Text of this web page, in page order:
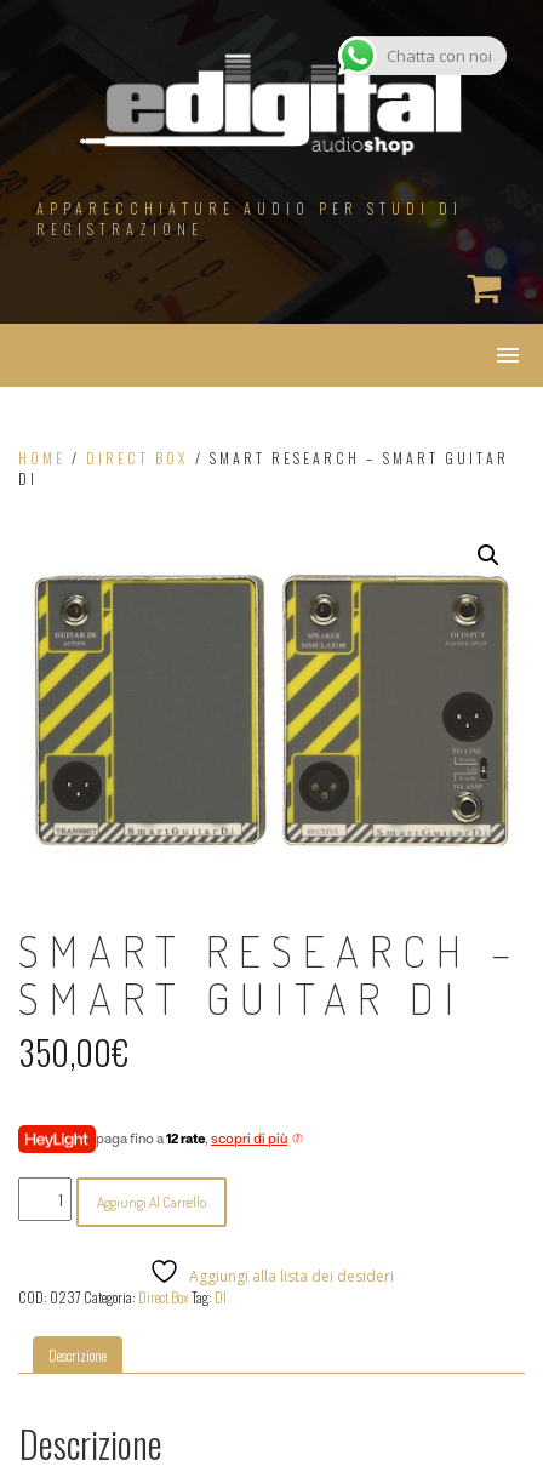
APPARECCHIATURE AUDIO PER STUDI DI
REGISTRAZIONE
HOME / DIRECT BOX / SMART RESEARCH – SMART GUITAR
DI
SMART RESEARCH –
SMART GUITAR DI
350,00€
paga fino a12 rate, scopri di più
Research
-
DI
quantità
Aggiungi Al Carrello
Aggiungi alla lista dei desideri
COD: 0237 Categoria: Direct BoxTag: DI
Descrizione
Descrizione
Chatta con noi